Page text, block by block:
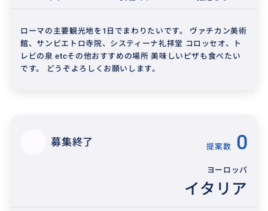
ローマの主要観光地を1日でまわりたいです。 ヴァチカン美術
館、サンピエトロ寺院、システィーナ礼拝堂 コロッセオ、ト
レビの泉 etcその他おすすめの場所 美味しいピザも食べたい
です。 どうぞよろしくお願いします。
募集終了 提案数 0
ヨーロッパ
イタリア